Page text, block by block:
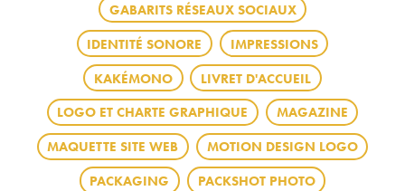
GABARITS RÉSEAUX SOCIAUX
IDENTITÉ SONORE IMPRESSIONS
KAKÉMONO LIVRET D'ACCUEIL
LOGO ET CHARTE GRAPHIQUE MAGAZINE
MAQUETTE SITE WEB MOTION DESIGN LOGO
PACKAGING PACKSHOT PHOTO